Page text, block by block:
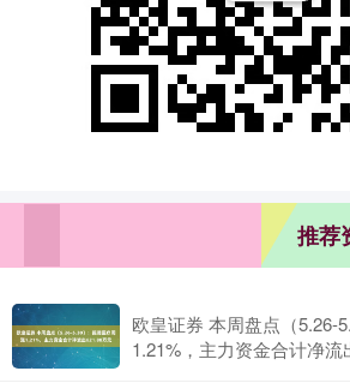
推荐
欧皇证券 本周盘点（5.26-
1.21%，主力资金合计净流